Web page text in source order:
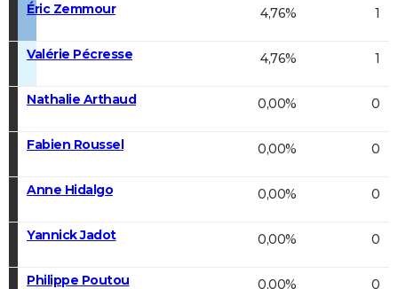
Éric Zemmour 4,76% 1
Valérie Pécresse 4,76% 1
Nathalie Arthaud 0,00% 0
Fabien Roussel 0,00% 0
Anne Hidalgo 0,00% 0
Yannick Jadot 0,00% 0
Philippe Poutou 0,00% 0